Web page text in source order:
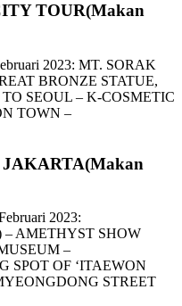
TOUR(Makan
2023: MT. SORAK
BRONZE STATUE,
SEOUL – K-COSMETIC
TOWN –
JAKARTA(Makan
2023:
– AMETHYST SHOW
–
SPOT OF ‘ITAEWON
STREET